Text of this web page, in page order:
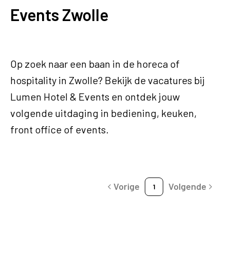
Events Zwolle
Op zoek naar een baan in de horeca of
hospitality in Zwolle? Bekijk de vacatures bij
Lumen Hotel & Events en ontdek jouw
volgende uitdaging in bediening, keuken,
front office of events.
Vorige 1 Volgende